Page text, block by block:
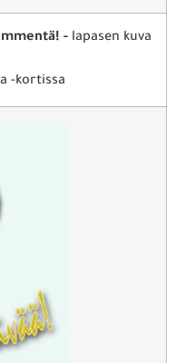
- lapasen kuva
-kortissa